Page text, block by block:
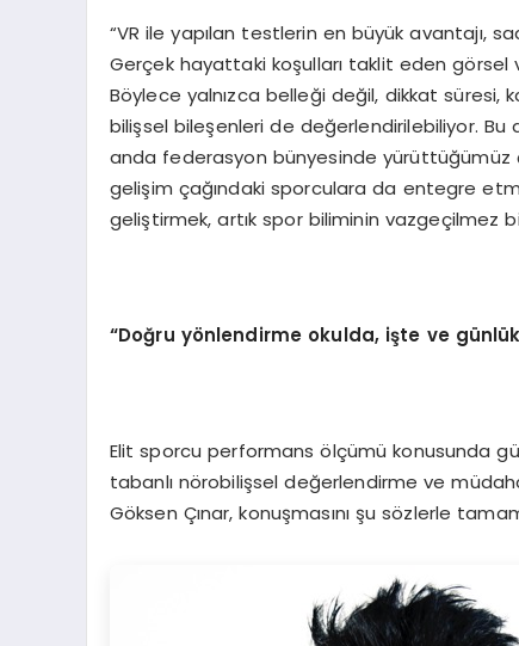
“VR ile yapılan testlerin en büyük avantajı,
Gerçek hayattaki koşulları taklit eden görsel
Böylece yalnızca belleği değil, dikkat süresi,
bilişsel bileşenleri de değerlendirilebiliyor. Bu
anda federasyon bünyesinde yürüttüğümüz
gelişim çağındaki sporculara da entegre
geliştirmek, artık spor biliminin vazgeçilmez
“Doğru yönlendirme okulda, işte ve
Elit sporcu performans ölçümü konusunda
tabanlı nörobilişsel değerlendirme ve
Göksen Çınar, konuşmasını şu sözlerle